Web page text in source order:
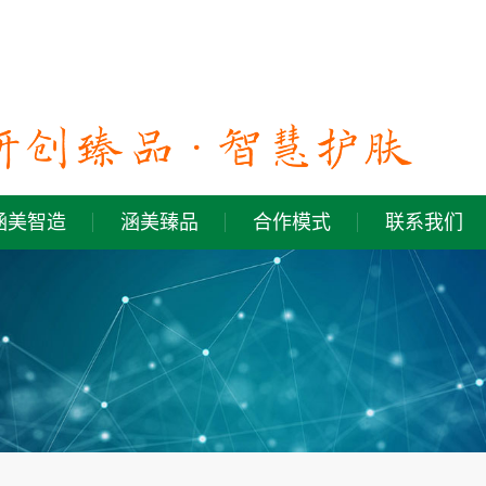
美智造 涵美臻品 合作模式 联系我们